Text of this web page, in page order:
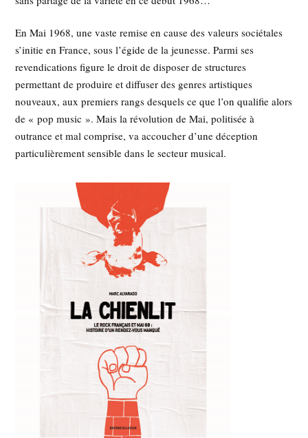
En Mai 1968, une vaste remise en cause des valeurs sociétales
s’initie en France, sous l’égide de la jeunesse. Parmi ses
revendications figure le droit de disposer de structures
permettant de produire et diffuser des genres artistiques
nouveaux, aux premiers rangs desquels ce que l’on qualifie alors
de « pop music ». Mais la révolution de Mai, politisée à
outrance et mal comprise, va accoucher d’une déception
particulièrement sensible dans le secteur musical.